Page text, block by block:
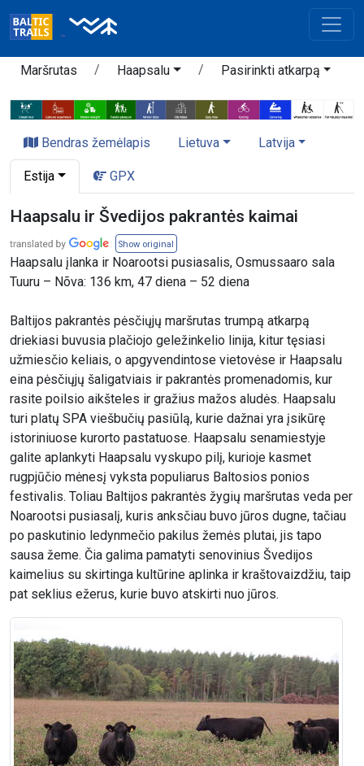
Maršrutas Haapsalu Pasirinkti atkarpą
Bendras žemėlapis Lietuva Latvija
Estija GPX
Haapsalu ir Švedijos pakrantės kaimai
Show original
Haapsalu įlanka ir Noarootsi pusiasalis, Osmussaaro sala
Tuuru – Nõva: 136 km, 47 diena – 52 diena
Baltijos pakrantės pėsčiųjų maršrutas trumpą atkarpą
driekiasi buvusia plačiojo geležinkelio linija, kitur tęsiasi
užmiesčio keliais, o apgyvendintose vietovėse ir Haapsalu
eina pėsčiųjų šaligatviais ir pakrantės promenadomis, kur
rasite poilsio aikšteles ir gražius mažos aludės. Haapsalu
turi platų SPA viešbučių pasiūlą, kurie dažnai yra įsikūrę
istoriniuose kurorto pastatuose. Haapsalu senamiestyje
galite aplankyti Haapsalu vyskupo pilį, kurioje kasmet
rugpjūčio mėnesį vyksta populiarus Baltosios ponios
festivalis. Toliau Baltijos pakrantės žygių maršrutas veda per
Noarootsi pusiasalį, kuris anksčiau buvo jūros dugne, tačiau
po paskutinio ledynmečio pakilus žemės plutai, jis tapo
sausa žeme. Čia galima pamatyti senovinius Švedijos
kaimelius su skirtinga kultūrine aplinka ir kraštovaizdžiu, taip
pat seklius ežerus, kurie buvo atskirti nuo jūros.